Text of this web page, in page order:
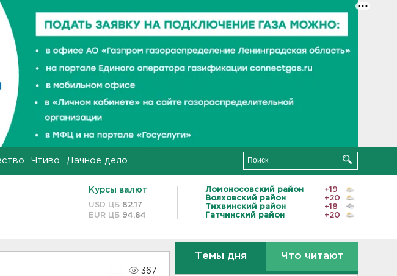
Чтиво Дачное дело
Курсы валют
USD ЦБ 82.17
EUR ЦБ 94.84
Ломоносовский район
+19
Волховский район
+20
Тихвинский район
+18
Гатчинский район
+20
367
Темы дня Что читают